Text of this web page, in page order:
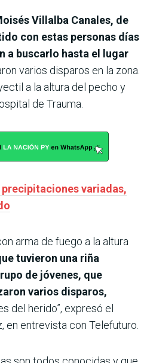
Villalba Canales, de
con estas personas días
a buscarlo hasta el lugar
varios disparos en la zona.
a la altura del pecho y
de Trauma.
variadas,
arma de fuego a la altura
tuvieron una riña
de jóvenes, que
varios disparos,
del herido”, expresó el
en entrevista con Telefuturo.